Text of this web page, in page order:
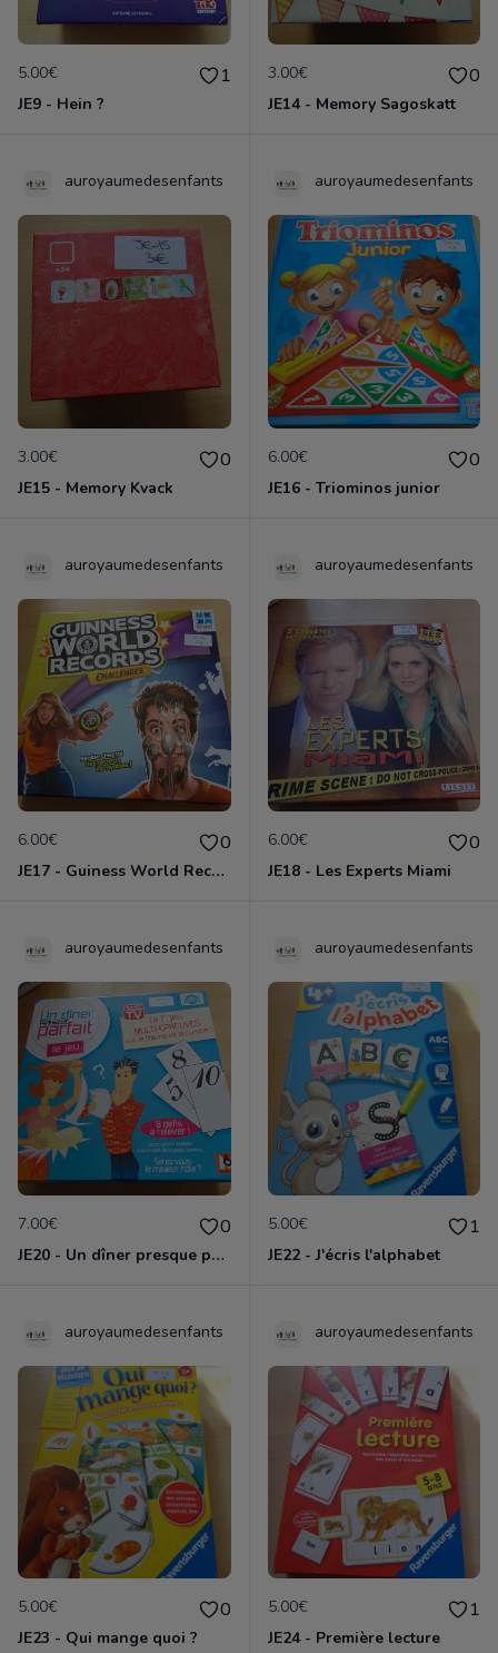
5.00€ 1
JE9 - Hein ?
3.00€ 0
JE14 - Memory Sagoskatt
auroyaumedesenfants
3.00€ 0
JE15 - Memory Kvack
auroyaumedesenfants
6.00€ 0
JE16 - Triominos junior
auroyaumedesenfants
6.00€ 0
JE17 - Guiness World Records
auroyaumedesenfants
6.00€ 0
JE18 - Les Experts Miami
auroyaumedesenfants
7.00€ 0
JE20 - Un dîner presque parfait
auroyaumedesenfants
5.00€ 1
JE22 - J'écris l'alphabet
auroyaumedesenfants
5.00€ 0
JE23 - Qui mange quoi ?
auroyaumedesenfants
5.00€ 1
JE24 - Première lecture